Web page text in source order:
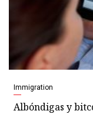
Immigration
Albóndigas y